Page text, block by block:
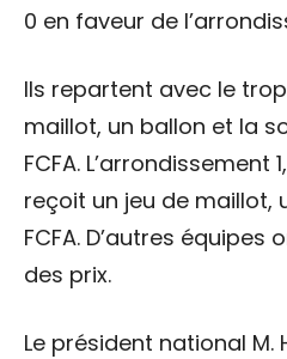
0 en faveur de
Ils repartent avec le
maillot, un ballon et la
FCFA.
reçoit un jeu de maillot,
FCFA. D’autres
des prix.
Le président national M.